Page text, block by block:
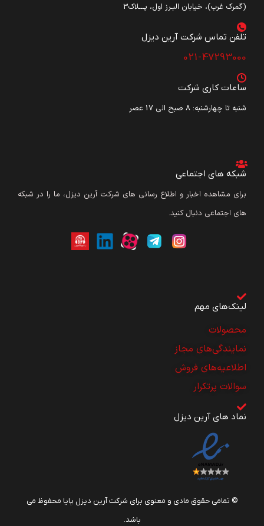
(گمرک غرب)، خیابان البـرز اول، پـــلاک3
تلفن تماس شرکت آرین دیزل​
021-47293000
ساعات کاری شرکت
شنبه تا چهارشنبه: ۸ صبح الی 17 عصر
شبکه های اجتماعی
برای مشاهده اخبار و اطلاع رسانی های شرکت آرین دیزل، ما را در شبکه
های اجتماعی دنبال کنید.
لینک‌های مهم
محصولات
نمایندگی‌های مجاز
اطلاعیه‌های فروش
سوالات پرتکرار
نماد های آرین دیزل
© تمامی حقوق مادی و معنوی برای شرکت آرین دیزل پایا محفوظ می
باشد.